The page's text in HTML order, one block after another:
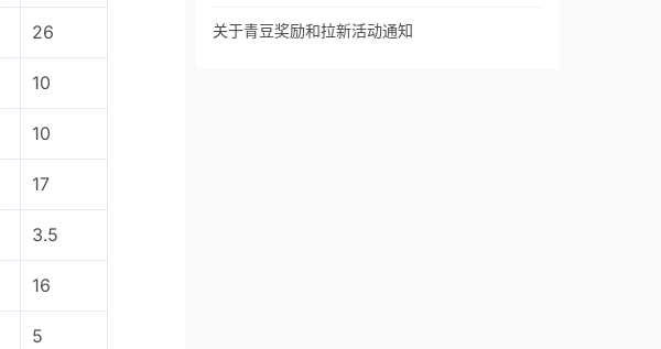
26
10
10
17
3.5
16
5
关于青豆奖励和拉新活动通知